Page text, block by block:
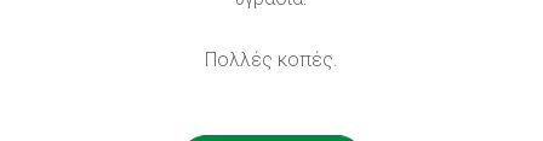
Πολλές κοπές.